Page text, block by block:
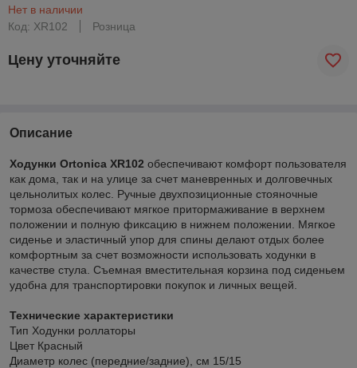
Нет в наличии
Код: XR102
Розница
Цену уточняйте
Описание
Ходунки Ortonica XR102 обеспечивают комфорт пользователя
как дома, так и на улице за счет маневренных и долговечных
цельнолитых колес. Ручные двухпозиционные стояночные
тормоза обеспечивают мягкое притормаживание в верхнем
положении и полную фиксацию в нижнем положении. Мягкое
сиденье и эластичный упор для спины делают отдых более
комфортным за счет возможности использовать ходунки в
качестве стула. Съемная вместительная корзина под сиденьем
удобна для транспортировки покупок и личных вещей.
Технические характеристики
Тип Ходунки роллаторы
Цвет Красный
Диаметр колес (передние/задние), см 15/15